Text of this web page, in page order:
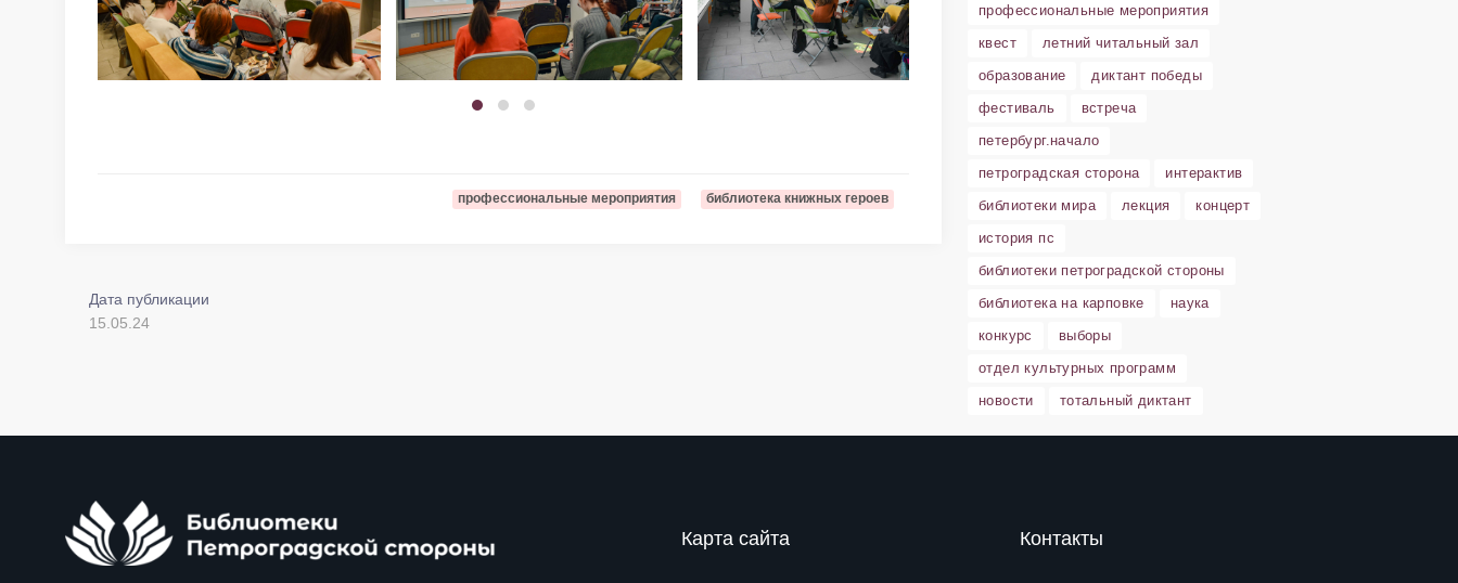
профессиональные мероприятия библиотека книжных героев
Дата публикации
15.05.24
профессиональные мероприятия
квест
летний читальный зал
образование
диктант победы
фестиваль
встреча
петербург.начало
петроградская сторона
интерактив
библиотеки мира
лекция
концерт
история пс
библиотеки петроградской стороны
библиотека на карповке
наука
конкурс
выборы
отдел культурных программ
новости
тотальный диктант
Карта сайта Контакты